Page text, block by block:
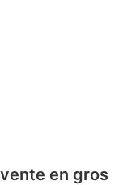
en gros